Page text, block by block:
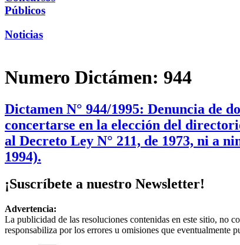
Públicos
Noticias
Numero Dictámen: 944
Dictamen N° 944/1995: Denuncia de
concertarse en la elección del
al Decreto Ley N° 211, de 1973, ni a
1994).
¡Suscríbete a nuestro Newsletter!
Advertencia:
La publicidad de las resoluciones contenidas en este sitio, no
responsabiliza por los errores u omisiones que eventualmente